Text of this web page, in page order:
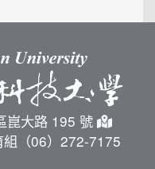
崑大路 195 號
組（06）272-7175